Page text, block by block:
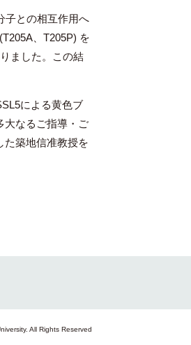
子との相互作用へ
、T205P) を
ました。この結
による黄色ブ
大なるご指導・ご
た築地信准教授を
All Rights Reserved